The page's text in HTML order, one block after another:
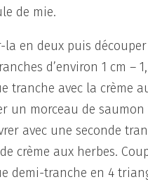
de mie.
la en deux puis
d’environ 1 cm –
tranche avec la crème
un morceau de
avec une seconde
crème aux herbes.
demi-tranche en 4